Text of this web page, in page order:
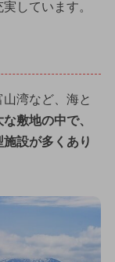
しています。
湾など、海と
な敷地の中で、
設が多くあり